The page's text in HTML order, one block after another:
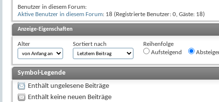
Benutzer in diesem Forum:
Aktive Benutzer in diesem Forum: 18 (Registrierte Benutzer: 0, Gäste: 18)
Anzeige-Eigenschaften
Alter Sortiert nach
Reihenfolge
Aufsteigend
Symbol-Legende
Enthält ungelesene Beiträge
Enthält keine neuen Beiträge